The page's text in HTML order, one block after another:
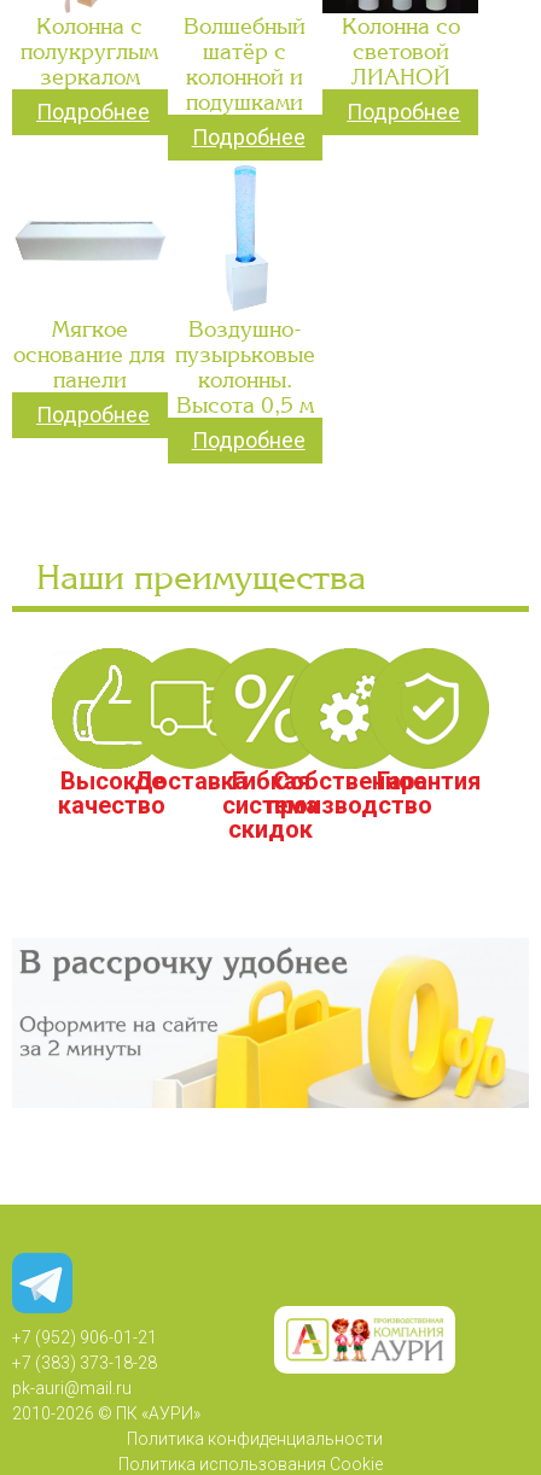
Колонна с
полукруглым
зеркалом
Подробнее
Волшебный
шатёр с
колонной и
подушками
Подробнее
Колонна со
световой
ЛИАНОЙ
Подробнее
Мягкое
основание для
панели
Подробнее
Воздушно-
пузырьковые
колонны.
Высота 0,5 м
Подробнее
Наши преимущества
Высокое
качество
ДоставкаГибкая
система
скидок
Собственное
производство
Гарантия
+7 (952) 906-01-21
+7 (383) 373-18-28
pk-auri@mail.ru
2010-2026 © ПК «АУРИ»
Политика конфиденциальности
Политика использования Cookie